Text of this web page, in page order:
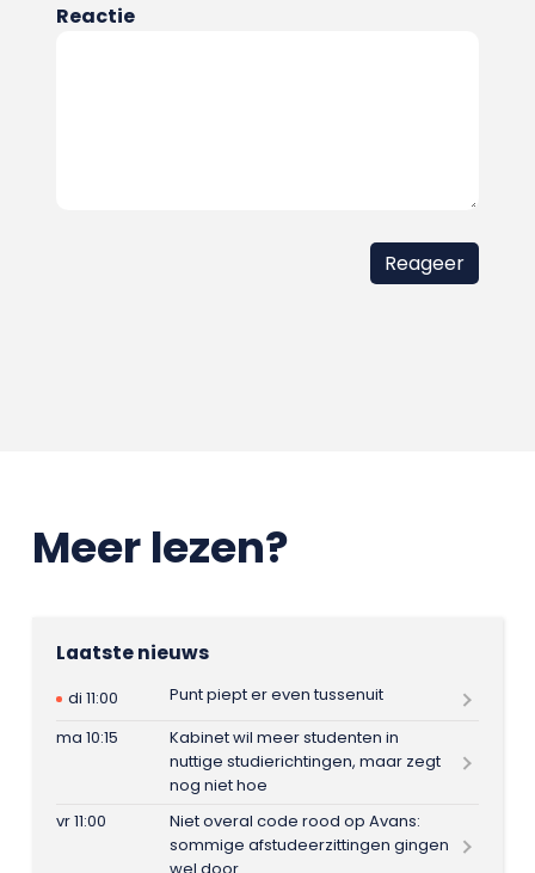
Reactie
Meer lezen?
Laatste nieuws
di 11:00
Punt piept er even tussenuit
ma 10:15
Kabinet wil meer studenten in
nuttige studierichtingen, maar zegt
nog niet hoe
vr 11:00
Niet overal code rood op Avans:
sommige afstudeerzittingen gingen